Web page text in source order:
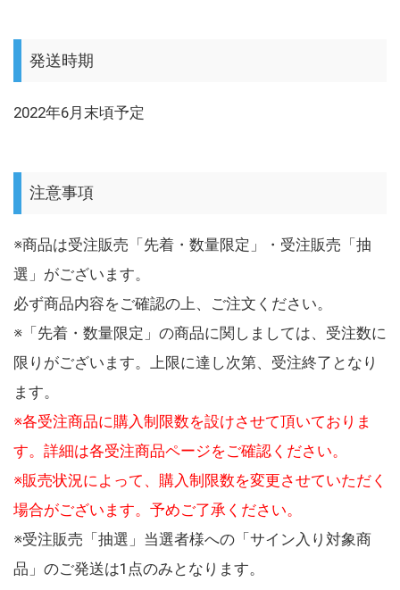
発送時期
2022年6月末頃予定
注意事項
※商品は受注販売「先着・数量限定」・受注販売「抽
選」がございます。
必ず商品内容をご確認の上、ご注文ください。
※「先着・数量限定」の商品に関しましては、受注数に
限りがございます。上限に達し次第、受注終了となり
ます。
※各受注商品に購入制限数を設けさせて頂いておりま
す。詳細は各受注商品ページをご確認ください。
※販売状況によって、購入制限数を変更させていただく
場合がございます。予めご了承ください。
※受注販売「抽選」当選者様への「サイン入り対象商
品」のご発送は1点のみとなります。